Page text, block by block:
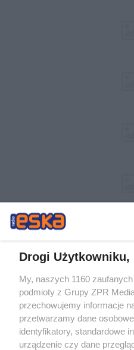
Żaden utwór zamieszczony w
rozpowszechniany lub dalej
tym także elektroniczny lub
eksploatacji w jakiejkolwiek formie,
Internecie bez pisemnej zgody
wykorzystanie utworów w całości
tzn. bez właściwej zgody, jest
Drogi Użytkowniku,
My, naszych 1160
podmioty z Grupy ZPR
przechowujemy informacje
przetwarzamy dane
identyfikatory, standardowe
urządzenie czy dane